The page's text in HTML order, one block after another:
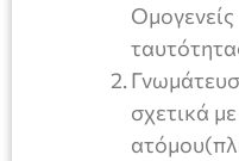
σχετικά